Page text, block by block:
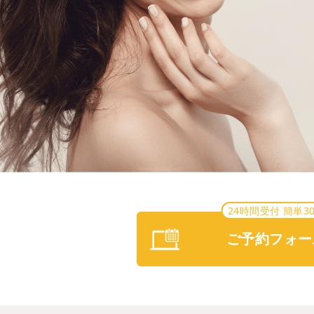
24時間受付 簡単
ご予約フォ